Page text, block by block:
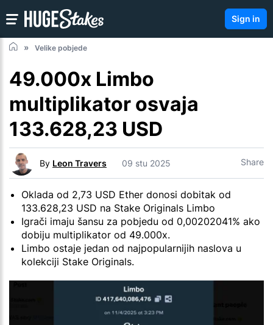
Sign in
Velike pobjede
49.000x Limbo
multiplikator osvaja
133.628,23 USD
By Leon Travers 09 stu 2025 Share
Oklada od 2,73 USD Ether donosi dobitak od
133.628,23 USD na Stake Originals Limbo
Igrači imaju šansu za pobjedu od 0,00202041% ako
dobiju multiplikator od 49.000x.
Limbo ostaje jedan od najpopularnijih naslova u
kolekciji Stake Originals.